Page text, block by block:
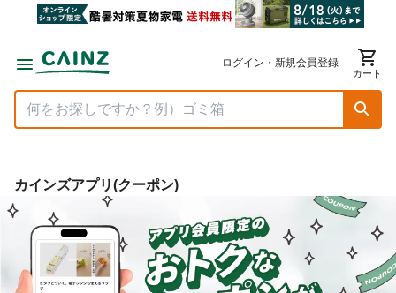
ログイン・新規会員登録
カート
カインズアプリ(クーポン)